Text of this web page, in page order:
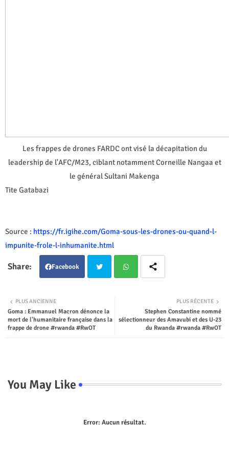
Les frappes de drones FARDC ont visé la décapitation du
leadership de l'AFC/M23, ciblant notamment Corneille Nangaa et
le général Sultani Makenga
Tite Gatabazi
Source : https://fr.igihe.com/Goma-sous-les-drones-ou-quand-l-
impunite-frole-l-inhumanite.html
Facebook
ter
PLUS RÉCENTE
Stephen Constantine nommé
sélectionneur des Amavubi et des U-23
du Rwanda #rwanda #RwOT
PLUS ANCIENNE
Goma : Emmanuel Macron dénonce la
mort de l'humanitaire française dans la
frappe de drone #rwanda #RwOT
You May Like
Error: Aucun résultat.